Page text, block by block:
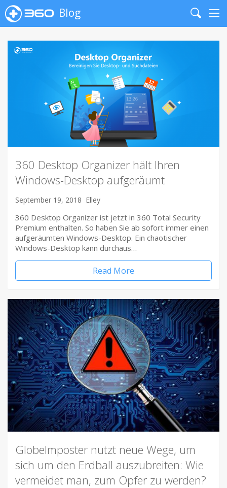
Blog
Search
360 Desktop Organizer hält Ihren
Windows-Desktop aufgeräumt
September 19, 2018 Elley
360 Desktop Organizer ist jetzt in 360 Total Security
Premium enthalten. So haben Sie ab sofort immer einen
aufgeräumten Windows-Desktop. Ein chaotischer
Windows-Desktop kann durchaus…
Read More
Globelmposter nutzt neue Wege, um
sich um den Erdball auszubreiten: Wie
vermeidet man, zum Opfer zu werden?